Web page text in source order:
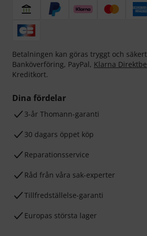
Betalningen kan göras tryggt och
Banköverföring, PayPal, Klarna
Kreditkort.
Dina fördelar
3-år Thomann-garanti
30 dagars öppet köp
Reparationsservice
Råd från våra sak-experter
Tillfredställelse-garanti
Europas största lager